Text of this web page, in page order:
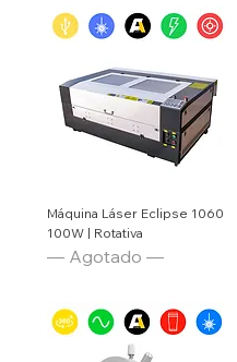
Máquina Láser Eclipse 1060
100W | Rotativa
— Agotado —